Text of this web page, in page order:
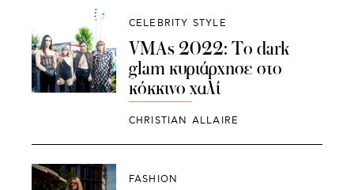
CELEBRITY STYLE
VMAs 2022: Το dark
glam κυριάρχησε στο
κόκκινο χαλί
CHRISTIAN ALLAIRE
FASHION